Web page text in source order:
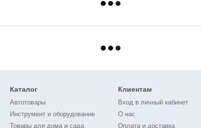
Каталог
Автотовары
Инструмент и оборудование
Товары для дома и сада
Клиентам
Вход в личный кабинет
О нас
Оплата и доставка